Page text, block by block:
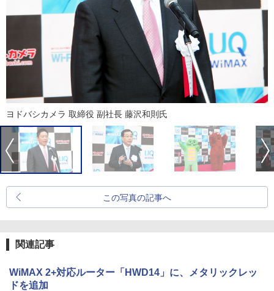
ヨドバシカメラ 取締役 副社長 藤沢和則氏
この写真の記事へ
関連記事
WiMAX 2+対応ルーター「HWD14」に、メタリックレッ
ドを追加